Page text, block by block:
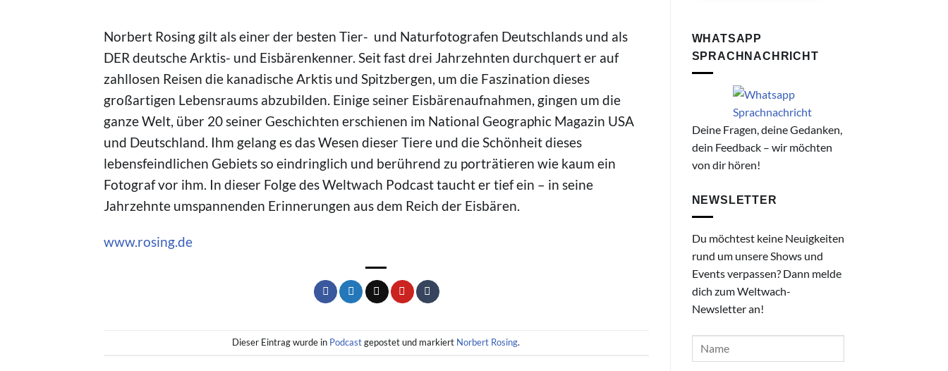
Norbert Rosing gilt als einer der besten Tier- und Naturfotografen Deutschlands und als
DER deutsche Arktis- und Eisbärenkenner. Seit fast drei Jahrzehnten durchquert er auf
zahllosen Reisen die kanadische Arktis und Spitzbergen, um die Faszination dieses
großartigen Lebensraums abzubilden. Einige seiner Eisbärenaufnahmen, gingen um die
ganze Welt, über 20 seiner Geschichten erschienen im National Geographic Magazin USA
und Deutschland. Ihm gelang es das Wesen dieser Tiere und die Schönheit dieses
lebensfeindlichen Gebiets so eindringlich und berührend zu porträtieren wie kaum ein
Fotograf vor ihm. In dieser Folge des Weltwach Podcast taucht er tief ein – in seine
Jahrzehnte umspannenden Erinnerungen aus dem Reich der Eisbären.
www.rosing.de
Dieser Eintrag wurde in Podcastgepostet und markiert Norbert Rosing.
WHATSAPP
SPRACHNACHRICHT
Deine Fragen, deine Gedanken,
dein Feedback – wir möchten
von dir hören!
NEWSLETTER
Du möchtest keine Neuigkeiten
rund um unsere Shows und
Events verpassen? Dann melde
dich zum Weltwach-
Newsletter an!